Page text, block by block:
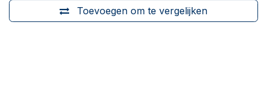
Toevoegen om te vergelijken